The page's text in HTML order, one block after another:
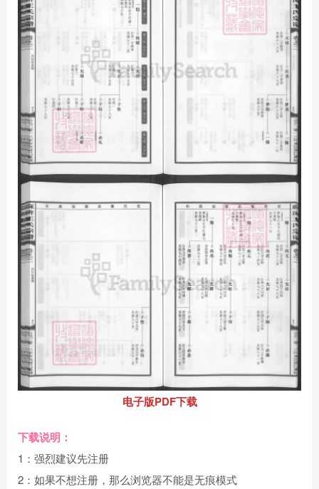
电子版PDF下载
下载说明：
1：强烈建议先注册
2：如果不想注册，那么浏览器不能是无痕模式